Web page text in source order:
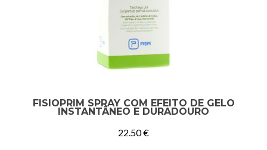
FISIOPRIM SPRAY COM EFEITO DE GELO
INSTANTÂNEO E DURADOURO
22.50€